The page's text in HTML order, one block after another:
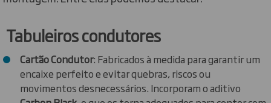
Tabuleiros condutores
Cartão Condutor: Fabricados à medida para garantir um
encaixe perfeito e evitar quebras, riscos ou
movimentos desnecessários. Incorporam o aditivo